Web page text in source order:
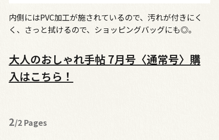
内側にはPVC加工が施されているので、汚れが付きにく
く、さっと拭けるので、ショッピングバッグにも◎。
大人のおしゃれ手帖 7月号〈通常号〉購
入はこちら！
2/2 Pages